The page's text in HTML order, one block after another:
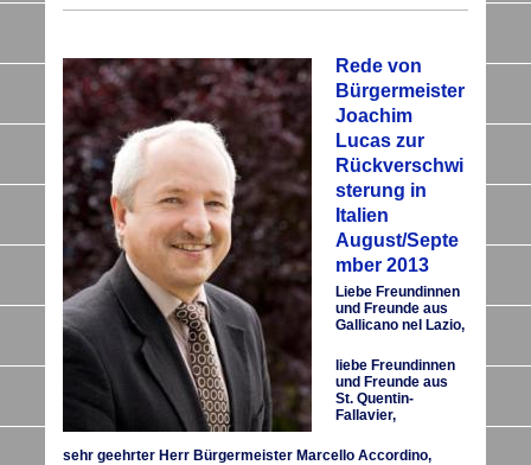
Rede von
Bürgermeister
Joachim
Lucas zur
Rückverschwi
sterung in
Italien
August/Septe
mber 2013
Liebe Freundinnen
und Freunde aus
Gallicano nel Lazio,
liebe Freundinnen
und Freunde aus
St. Quentin-
Fallavier,
sehr geehrter Herr Bürgermeister Marcello Accordino,